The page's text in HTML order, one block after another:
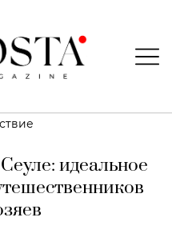
идеальное